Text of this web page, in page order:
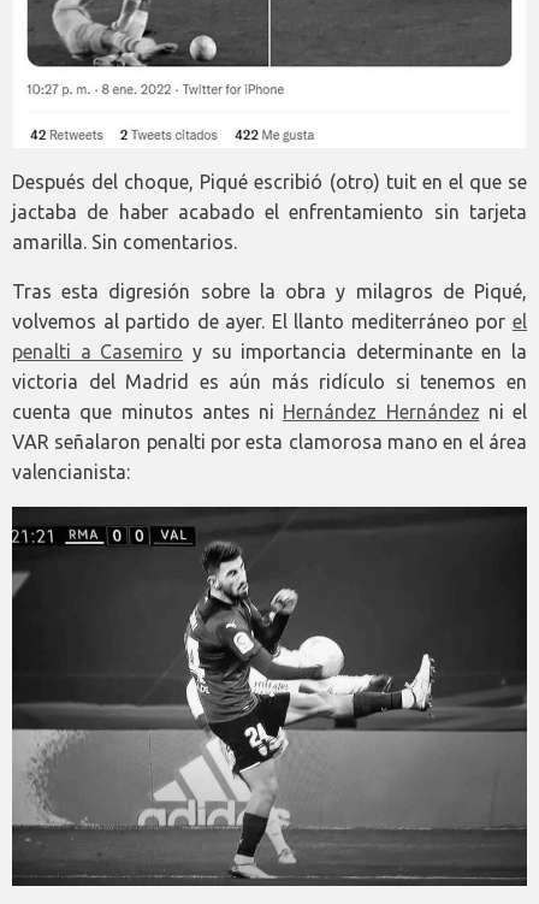
Después del choque, Piqué escribió (otro) tuit en el que se
jactaba de haber acabado el enfrentamiento sin tarjeta
amarilla. Sin comentarios.
Tras esta digresión sobre la obra y milagros de Piqué,
volvemos al partido de ayer. El llanto mediterráneo por el
penalti a Casemiro y su importancia determinante en la
victoria del Madrid es aún más ridículo si tenemos en
cuenta que minutos antes ni Hernández Hernández ni el
VAR señalaron penalti por esta clamorosa mano en el área
valencianista: